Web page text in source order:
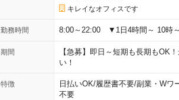
キレイなオフィスです
勤務時間 8:00～22:00 ▼1日4時間～ 10時～
期間
【急募】即日～短期も長期もOK
い！
特徴 日払いOK/履歴書不要/副業・Wワ
不要